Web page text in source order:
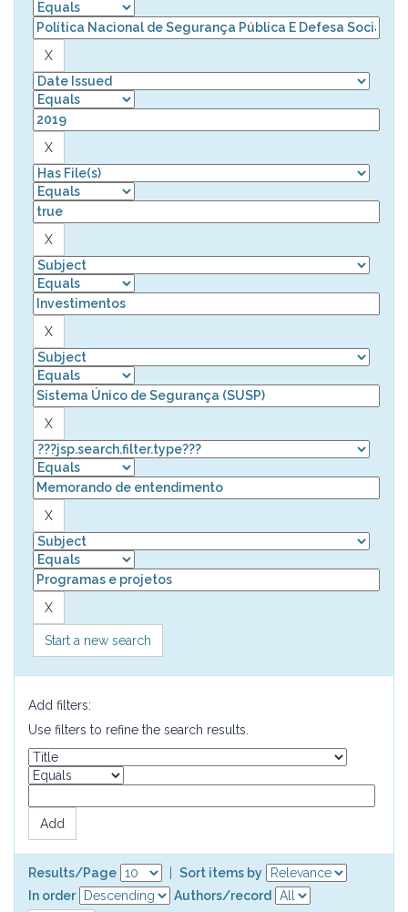
Start a new search
Add filters:
Use filters to refine the search results.
Results/Page
Sort items by
In order
Authors/record